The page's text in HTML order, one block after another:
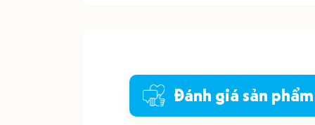
Đánh giá sản phẩm